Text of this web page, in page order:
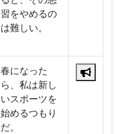
習をやめるの
は難しい。
春になった
ら、私は新し
いスポーツを
始めるつもり
だ。